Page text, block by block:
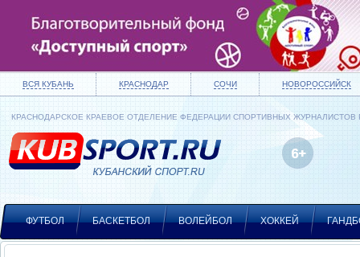
ВСЯ КУБАНЬ КРАСНОДАР СОЧИ НОВОРОССИЙСК
КРАСНОДАРСКОЕ КРАЕВОЕ ОТДЕЛЕНИЕ ФЕДЕРАЦИИ СПОРТИВНЫХ ЖУРНАЛИСТОВ
ФУТБОЛ БАСКЕТБОЛ ВОЛЕЙБОЛ ХОККЕЙ